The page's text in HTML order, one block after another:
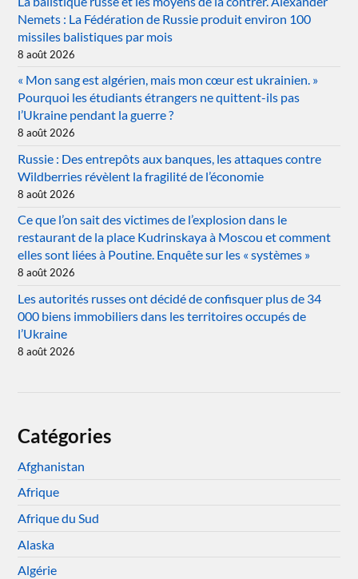
Nemets : La Fédération de Russie produit environ 100
missiles balistiques par mois
8 août 2026
« Mon sang est algérien, mais mon cœur est ukrainien. »
Pourquoi les étudiants étrangers ne quittent-ils pas
l’Ukraine pendant la guerre ?
8 août 2026
Russie : Des entrepôts aux banques, les attaques contre
Wildberries révèlent la fragilité de l’économie
8 août 2026
Ce que l’on sait des victimes de l’explosion dans le
restaurant de la place Kudrinskaya à Moscou et comment
elles sont liées à Poutine. Enquête sur les « systèmes »
8 août 2026
Les autorités russes ont décidé de confisquer plus de 34
000 biens immobiliers dans les territoires occupés de
l’Ukraine
8 août 2026
Catégories
Afghanistan
Afrique
Afrique du Sud
Alaska
Algérie